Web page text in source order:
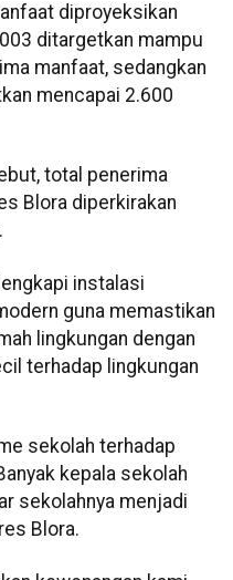
diproyeksikan
ditargetkan mampu
manfaat, sedangkan
mencapai 2.600
total penerima
Blora diperkirakan
instalasi
guna memastikan
lingkungan dengan
terhadap lingkungan
sekolah terhadap
kepala sekolah
sekolahnya menjadi
Blora.